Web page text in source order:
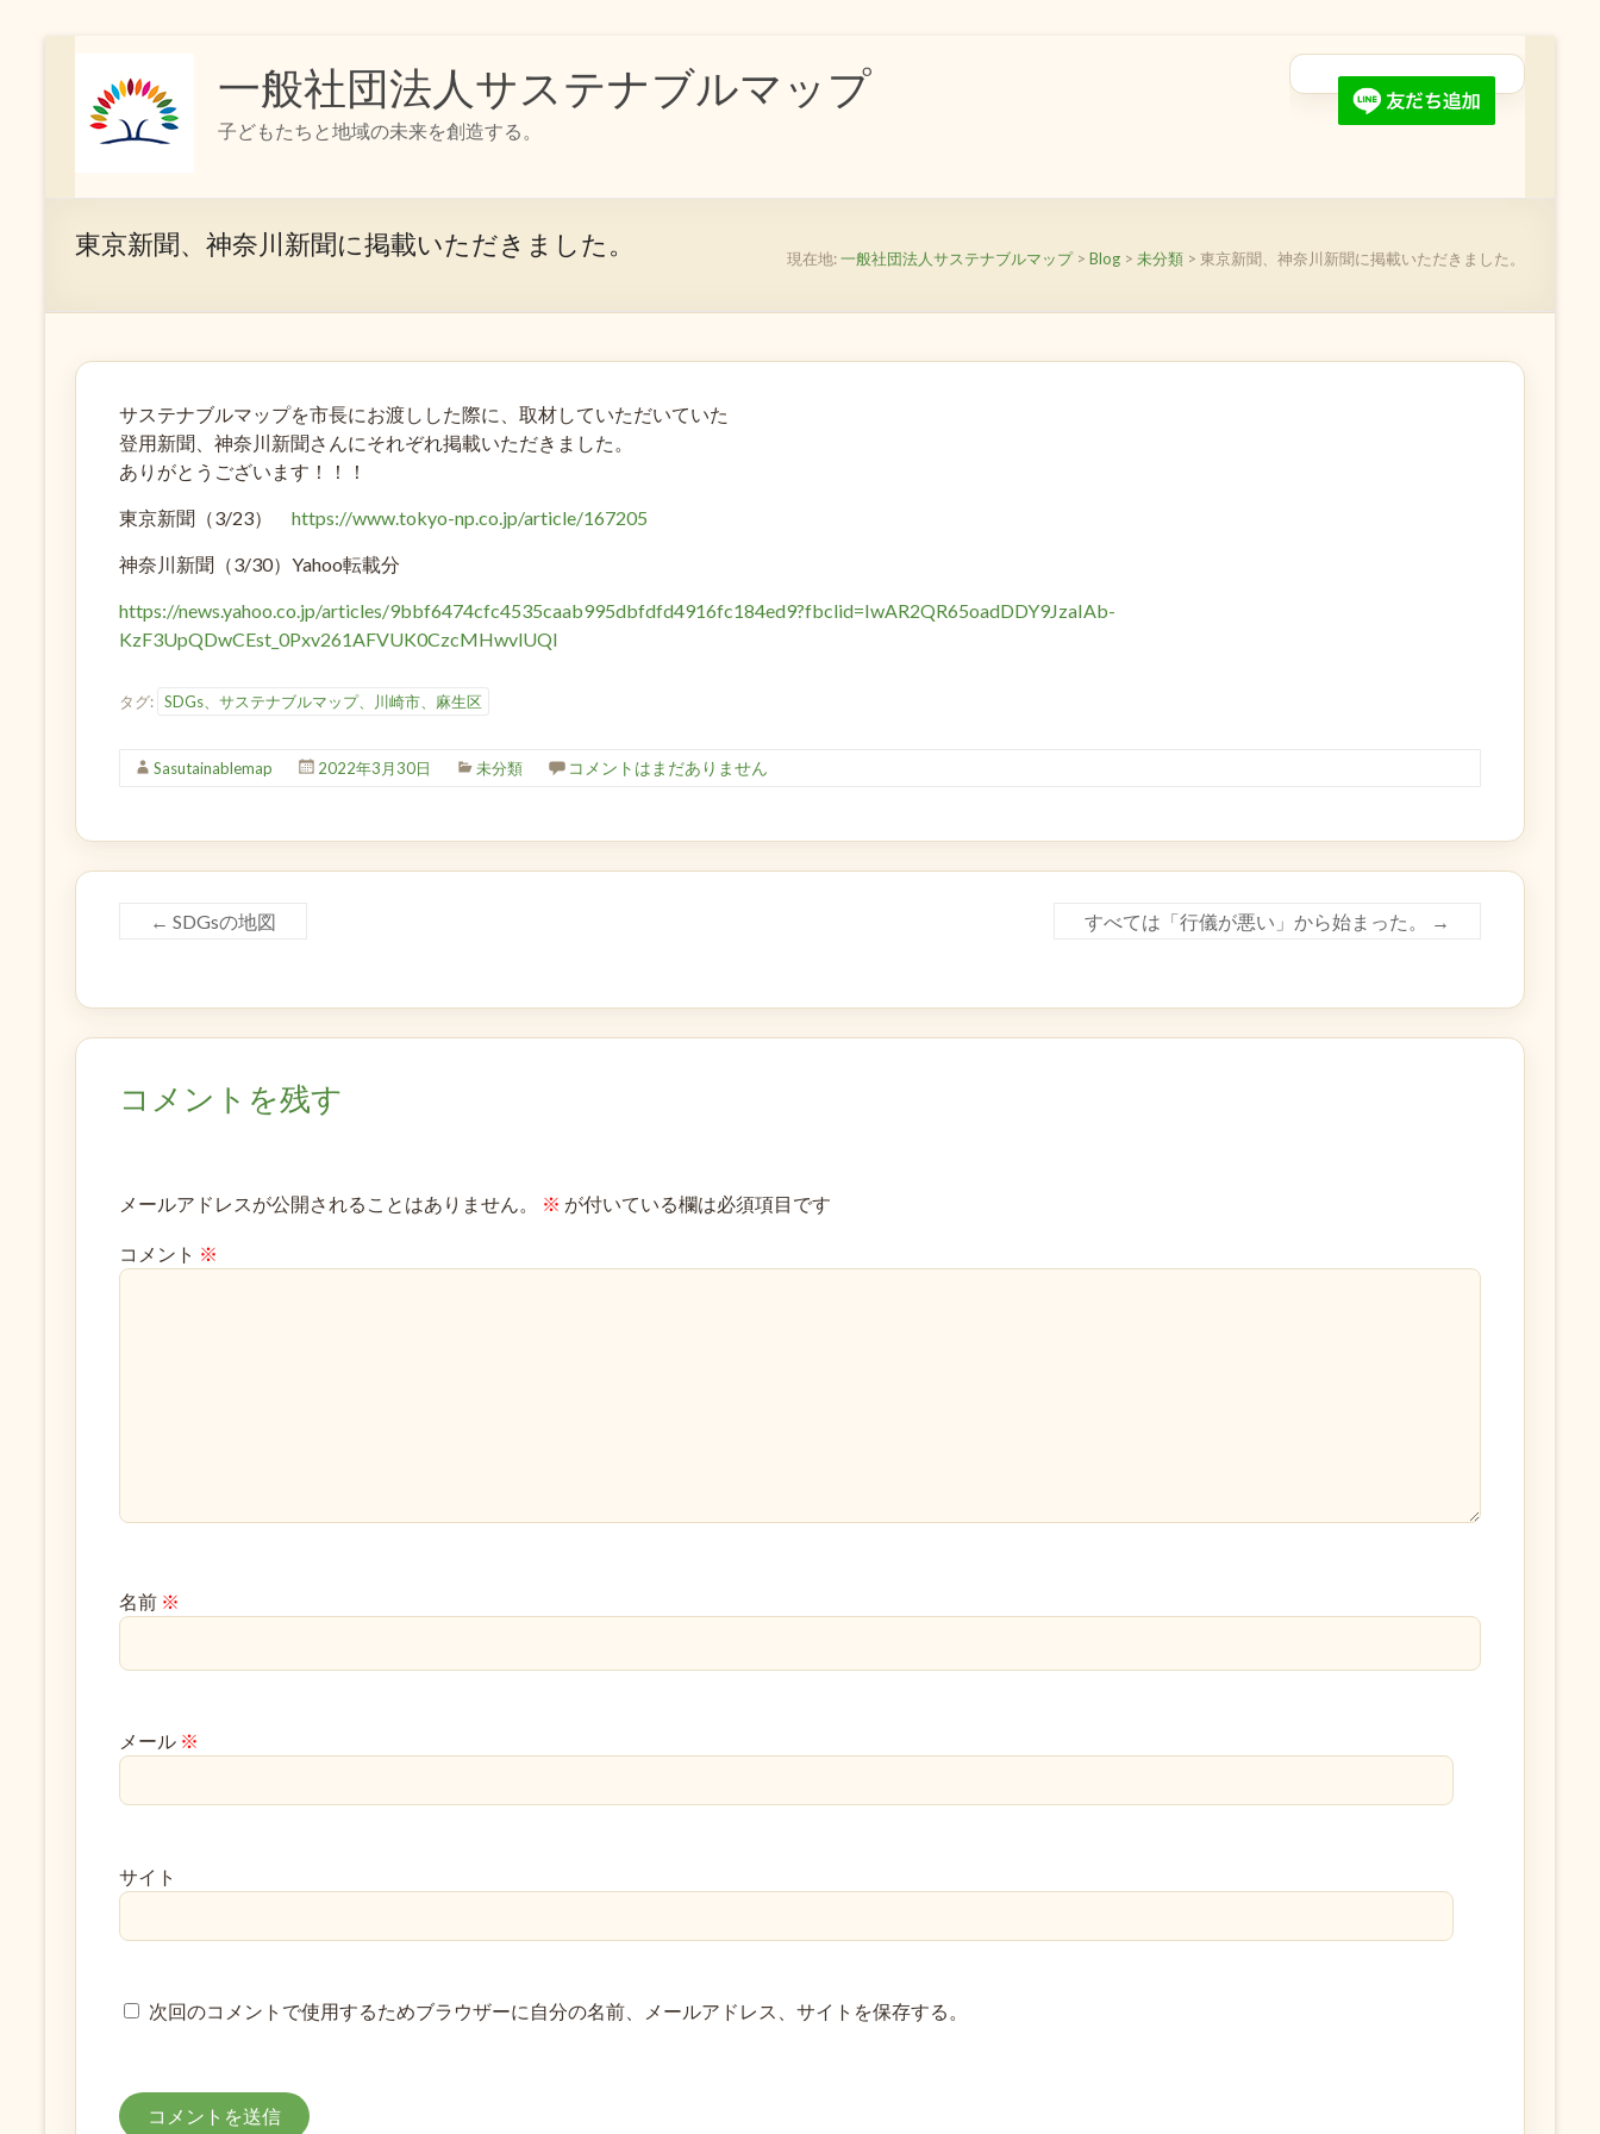
一般社団法人サステナブルマップ
子どもたちと地域の未来を創造する。
東京新聞、神奈川新聞に掲載いただきました。 現在地:一般社団法人サステナブルマップ> Blog > 未分類 > 東京新聞、神奈川新聞に掲載いただきました。
サステナブルマップを市長にお渡しした際に、取材していただいていた
登用新聞、神奈川新聞さんにそれぞれ掲載いただきました。
ありがとうございます！！！
東京新聞（3/23） https://www.tokyo-np.co.jp/article/167205
神奈川新聞（3/30）Yahoo転載分
https://news.yahoo.co.jp/articles/9bbf6474cfc4535caab995dbfdfd4916fc184ed9?fbclid=IwAR2QR65oadDDY9JzaIAb-
KzF3UpQDwCEst_0Pxv261AFVUK0CzcMHwvlUQI
タグ: SDGs、サステナブルマップ、川崎市、麻生区
Sasutainablemap 2022年3月30日 未分類 コメントはまだありません
← SDGsの地図 すべては「行儀が悪い」から始まった。 →
コメントを残す
メールアドレスが公開されることはありません。 ※ が付いている欄は必須項目です
コメント ※
名前 ※
メール ※
サイト
次回のコメントで使用するためブラウザーに自分の名前、メールアドレス、サイトを保存する。